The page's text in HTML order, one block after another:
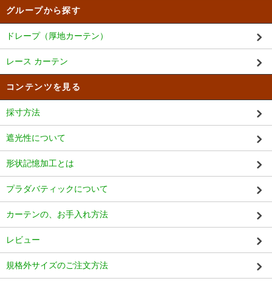
グループから探す
ドレープ（厚地カーテン）
レース カーテン
コンテンツを見る
採寸方法
遮光性について
形状記憶加工とは
プラダバティックについて
カーテンの、お手入れ方法
レビュー
規格外サイズのご注文方法